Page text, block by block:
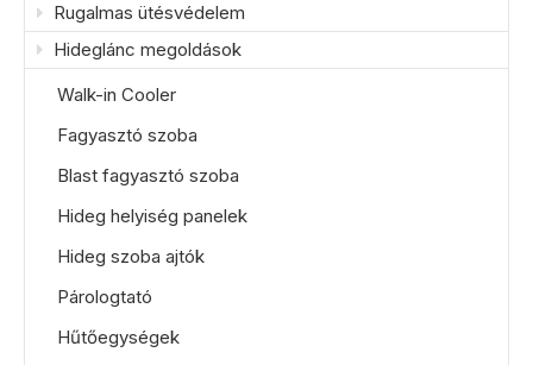
Rugalmas ütésvédelem
Hideglánc megoldások
Walk-in Cooler
Fagyasztó szoba
Blast fagyasztó szoba
Hideg helyiség panelek
Hideg szoba ajtók
Párologtató
Hűtőegységek